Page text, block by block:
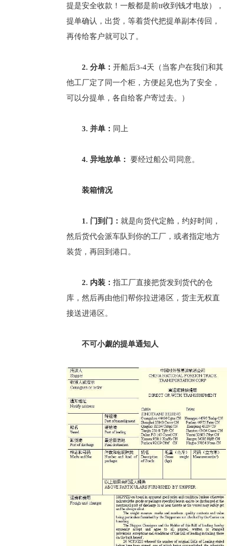
提是安全收款！一般都是前tt收到钱才电放），
提单确认，出货，等着货代把提单副本传回，
再传给客户就可以了。
2. 分单： 开船后3-4天（当客户在我们和其
他工厂定了同一个柜，方便起见也为了安全，
可以分提单，各自给客户寄过去。）
3. 并单： 同上
4. 异地放单： 要经过船公司同意。
装箱情况
1. 门到门： 就是向货代定舱，约好时间，
然后货代会派车队到你的工厂，或者指定地方
装货，再回到港口。
2. 内装： 指工厂直接把货发到货代的仓
库，然后再由他们帮你拉进港区，货主无权直
接送进港区。
不可小觑的提单通知人